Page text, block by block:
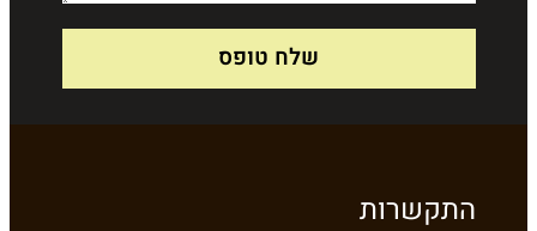
שלח טופס
התקשרות